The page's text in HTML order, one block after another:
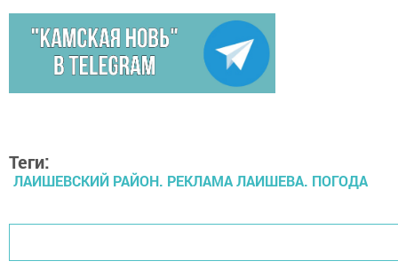
Теги:
ЛАИШЕВСКИЙ РАЙОН. РЕКЛАМА ЛАИШЕВА. ПОГОДА